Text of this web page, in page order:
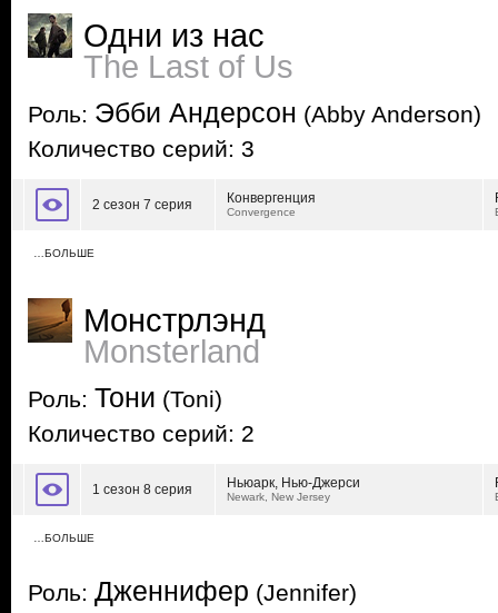
Одни из нас
The Last of Us
Роль: Эбби Андерсон (Abby Anderson)
Количество серий: 3
2 сезон 7 серия Конвергенция
Convergence
…БОЛЬШЕ
Монстрлэнд
Monsterland
Роль: Тони (Toni)
Количество серий: 2
1 сезон 8 серия Ньюарк, Нью-Джерси
Newark, New Jersey
…БОЛЬШЕ
Роль: Дженнифер (Jennifer)